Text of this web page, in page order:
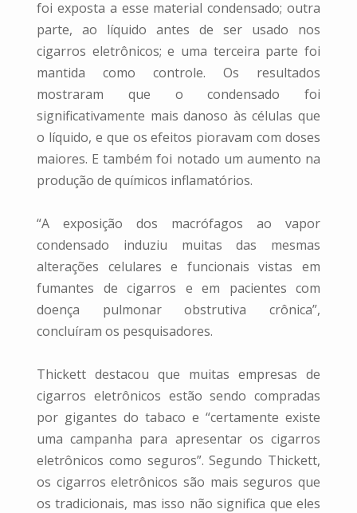
foi exposta a esse material condensado; outra
parte, ao líquido antes de ser usado nos
cigarros eletrônicos; e uma terceira parte foi
mantida como controle. Os resultados
mostraram que o condensado foi
significativamente mais danoso às células que
o líquido, e que os efeitos pioravam com doses
maiores. E também foi notado um aumento na
produção de químicos inflamatórios.
“A exposição dos macrófagos ao vapor
condensado induziu muitas das mesmas
alterações celulares e funcionais vistas em
fumantes de cigarros e em pacientes com
doença pulmonar obstrutiva crônica”,
concluíram os pesquisadores.
Thickett destacou que muitas empresas de
cigarros eletrônicos estão sendo compradas
por gigantes do tabaco e “certamente existe
uma campanha para apresentar os cigarros
eletrônicos como seguros”. Segundo Thickett,
os cigarros eletrônicos são mais seguros que
os tradicionais, mas isso não significa que eles